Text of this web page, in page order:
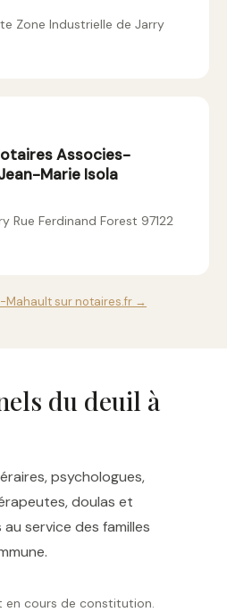
Zone Industrielle de Jarry
Associes-
Marie Isola
Rue Ferdinand Forest 97122
Mahault sur notaires.fr →
du deuil à
psychologues,
doulas et
service des familles
en cours de constitution.